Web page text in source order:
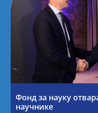
Фонд за науку
научнике